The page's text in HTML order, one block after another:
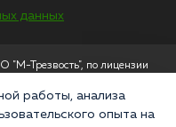
данных
"М-Трезвость", по лицензии
подъезд 1
против распространения,
работы, анализа
опыта на